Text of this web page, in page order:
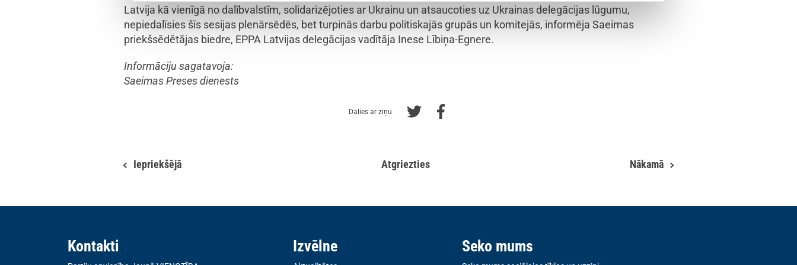
Latvija kā vienīgā no dalībvalstīm, solidarizējoties ar Ukrainu un atsaucoties uz Ukrainas delegācijas lūgumu,
nepiedalīsies šīs sesijas plenārsēdēs, bet turpinās darbu politiskajās grupās un komitejās, informēja Saeimas
priekšsēdētājas biedre, EPPA Latvijas delegācijas vadītāja Inese Lībiņa-Egnere.
Informāciju sagatavoja:
Saeimas Preses dienests
Dalies ar ziņu
Iepriekšējā Atgriezties Nākamā
Kontakti Izvēlne Seko mums